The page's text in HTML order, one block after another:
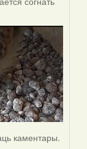
каментары.